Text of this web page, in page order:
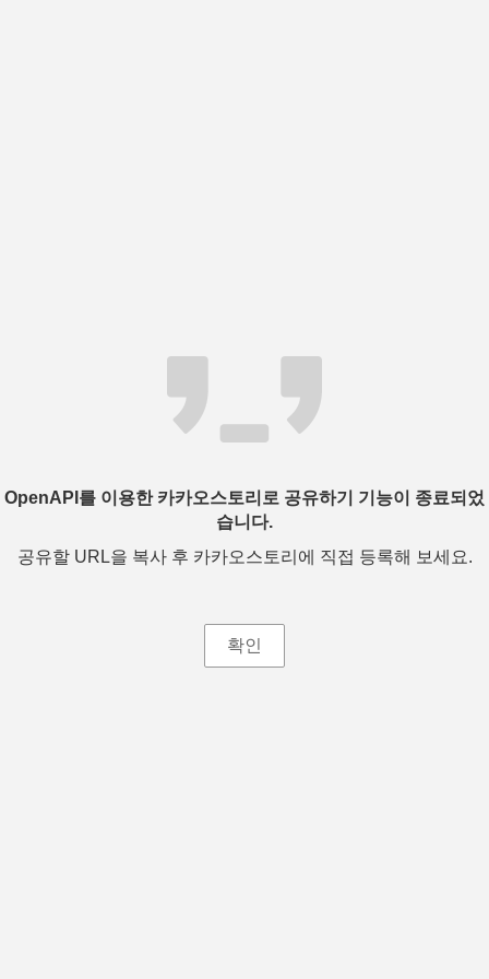
OpenAPI를 이용한 카카오스토리로 공유하기 기능이 종료되었
습니다.
공유할 URL을 복사 후 카카오스토리에 직접 등록해 보세요.
확인